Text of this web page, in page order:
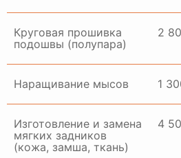
Круговая прошивка
подошвы (полупара)
2
Наращивание мысов 1
Изготовление и замена
мягких задников
(кожа, замша, ткань)
4